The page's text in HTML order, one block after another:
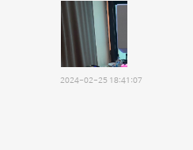
2024-02-25 18:41:07